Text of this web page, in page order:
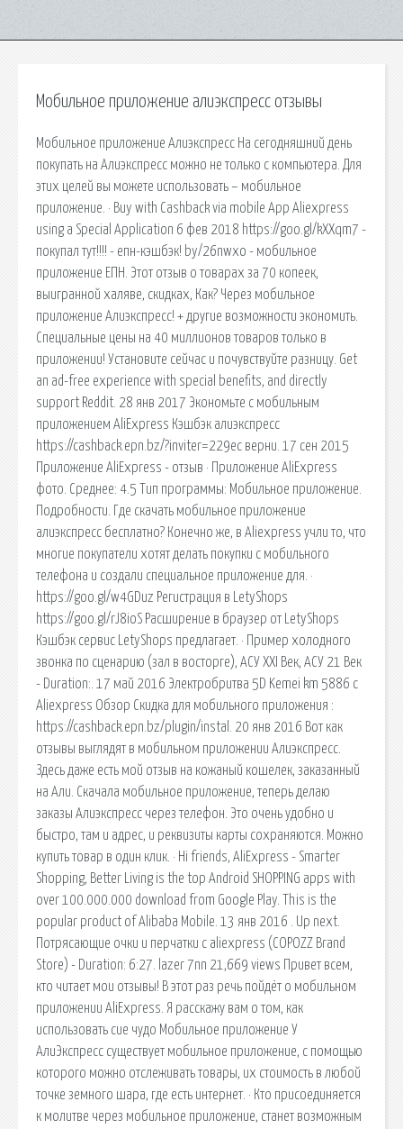
Мобильное приложение алиэкспресс отзывы
Мобильное приложение Алиэкспресс На сегодняшний день
покупать на Алиэкспресс можно не только с компьютера. Для
этих целей вы можете использовать – мобильное
приложение. · Buy with Cashback via mobile App Aliexpress
using a Special Application 6 фев 2018 https://goo.gl/kXXqm7 -
покупал тут!!!! - епн-кэшбэк! by/26nwxo - мобильное
приложение ЕПН. Этот отзыв о товарах за 70 копеек,
выигранной халяве, скидках, Как? Через мобильное
приложение Алиэкспресс! + другие возможности экономить.
Специальные цены на 40 миллионов товаров только в
приложении! Установите сейчас и почувствуйте разницу. Get
an ad-free experience with special benefits, and directly
support Reddit. 28 янв 2017 Экономьте с мобильным
приложением AliExpress Кэшбэк алиэкспресс
https://cashback.epn.bz/?inviter=229ec верни. 17 сен 2015
Приложение AliExpress - отзыв · Приложение AliExpress
фото. Среднее: 4.5 Тип программы: Мобильное приложение.
Подробности. Где скачать мобильное приложение
алиэкспресс бесплатно? Конечно же, в Aliexpress учли то, что
многие покупатели хотят делать покупки с мобильного
телефона и создали специальное приложение для. ·
https://goo.gl/w4GDuz Регистрация в LetyShops
https://goo.gl/rJ8ioS Расширение в браузер от LetyShops
Кэшбэк сервис LetyShops предлагает. · Пример холодного
звонка по сценарию (зал в восторге), АСУ XXI Век, АСУ 21 Век
- Duration:. 17 май 2016 Электробритва 5D Kemei km 5886 с
Aliexpress Обзор Скидка для мобильного приложения :
https://cashback.epn.bz/plugin/instal. 20 янв 2016 Вот как
отзывы выглядят в мобильном приложении Алиэкспресс.
Здесь даже есть мой отзыв на кожаный кошелек, заказанный
на Али. Скачала мобильное приложение, теперь делаю
заказы Алиэкспресс через телефон. Это очень удобно и
быстро, там и адрес, и реквизиты карты сохраняются. Можно
купить товар в один клик. · Hi friends, AliExpress - Smarter
Shopping, Better Living is the top Android SHOPPING apps with
over 100.000.000 download from Google Play. This is the
popular product of Alibaba Mobile. 13 янв 2016 . Up next.
Потрясающие очки и перчатки с aliexpress (COPOZZ Brand
Store) - Duration: 6:27. lazer 7nn 21,669 views Привет всем,
кто читает мои отзывы! В этот раз речь пойдёт о мобильном
приложении AliExpress. Я расскажу вам о том, как
использовать сие чудо Мобильное приложение У
АлиЭкспресс существует мобильное приложение, с помощью
которого можно отслеживать товары, их стоимость в любой
точке земного шара, где есть интернет. · Кто присоединяется
к молитве через мобильное приложение, станет возможным